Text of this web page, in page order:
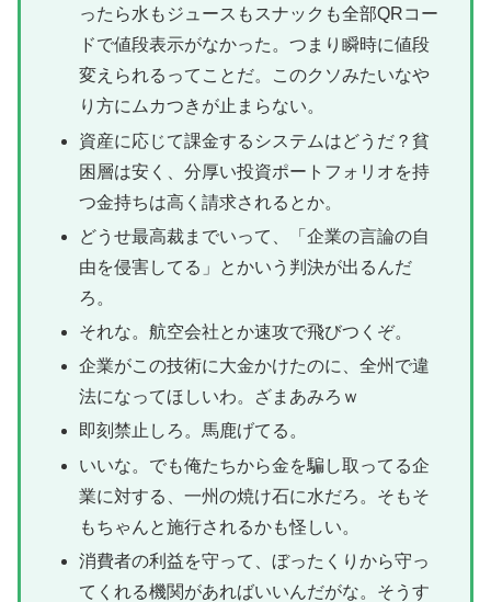
ったら水もジュースもスナックも全部QRコー
ドで値段表示がなかった。つまり瞬時に値段
変えられるってことだ。このクソみたいなや
り方にムカつきが止まらない。
資産に応じて課金するシステムはどうだ？貧
困層は安く、分厚い投資ポートフォリオを持
つ金持ちは高く請求されるとか。
どうせ最高裁までいって、「企業の言論の自
由を侵害してる」とかいう判決が出るんだ
ろ。
それな。航空会社とか速攻で飛びつくぞ。
企業がこの技術に大金かけたのに、全州で違
法になってほしいわ。ざまあみろｗ
即刻禁止しろ。馬鹿げてる。
いいな。でも俺たちから金を騙し取ってる企
業に対する、一州の焼け石に水だろ。そもそ
もちゃんと施行されるかも怪しい。
消費者の利益を守って、ぼったくりから守っ
てくれる機関があればいいんだがな。そうす